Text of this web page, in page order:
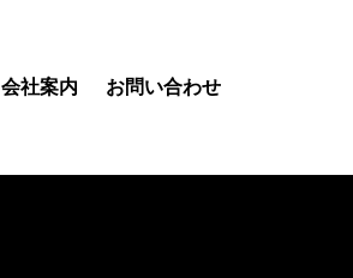
会社案内 お問い合わせ